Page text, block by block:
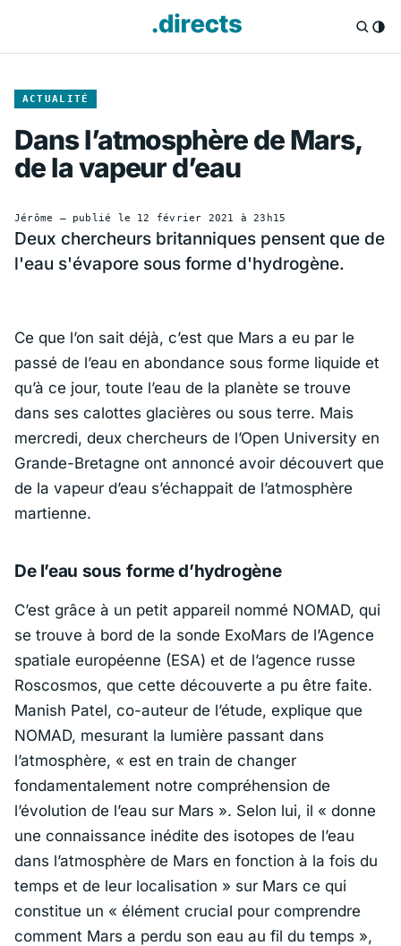
ACTUALITÉ
Dans l’atmosphère de Mars,
de la vapeur d’eau
Jérôme — publié le 12 février 2021 à 23h15
Deux chercheurs britanniques pensent que de
l'eau s'évapore sous forme d'hydrogène.
Ce que l’on sait déjà, c’est que Mars a eu par le
passé de l’eau en abondance sous forme liquide et
qu’à ce jour, toute l’eau de la planète se trouve
dans ses calottes glacières ou sous terre. Mais
mercredi, deux chercheurs de l’Open University en
Grande-Bretagne ont annoncé avoir découvert que
de la vapeur d’eau s’échappait de l’atmosphère
martienne.
De l’eau sous forme d’hydrogène
C’est grâce à un petit appareil nommé NOMAD, qui
se trouve à bord de la sonde ExoMars de l’Agence
spatiale européenne (ESA) et de l’agence russe
Roscosmos, que cette découverte a pu être faite.
Manish Patel, co-auteur de l’étude, explique que
NOMAD, mesurant la lumière passant dans
l’atmosphère, « est en train de changer
fondamentalement notre compréhension de
l’évolution de l’eau sur Mars ». Selon lui, il « donne
une connaissance inédite des isotopes de l’eau
dans l’atmosphère de Mars en fonction à la fois du
temps et de leur localisation » sur Mars ce qui
constitue un « élément crucial pour comprendre
comment Mars a perdu son eau au fil du temps »,